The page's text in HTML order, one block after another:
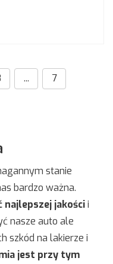
... 7
stanie
bardzo ważna.
najlepszej jakościi
nasze auto ale
szkód na lakierze i
jest przy tym